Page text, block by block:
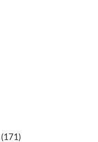
(171)